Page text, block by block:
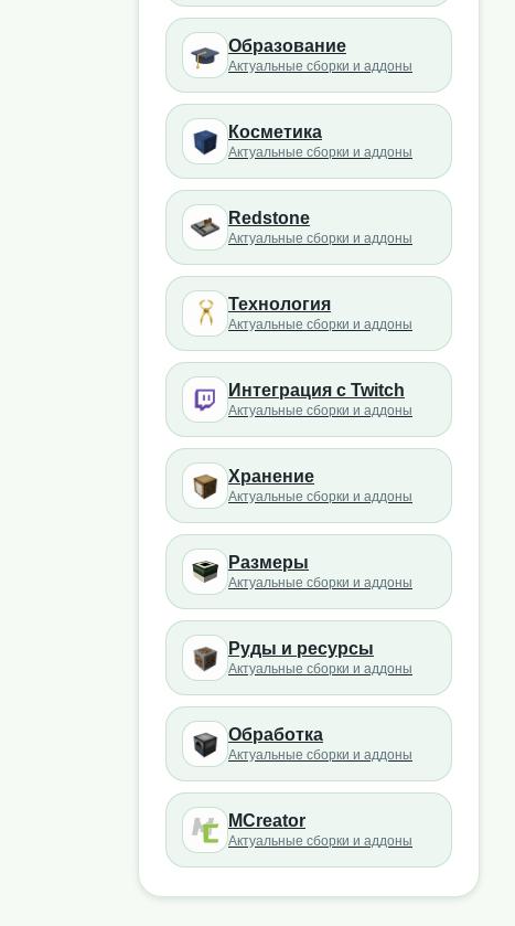
Образование
Актуальные сборки и аддоны
Косметика
Актуальные сборки и аддоны
Redstone
Актуальные сборки и аддоны
Технология
Актуальные сборки и аддоны
Интеграция с Twitch
Актуальные сборки и аддоны
Хранение
Актуальные сборки и аддоны
Размеры
Актуальные сборки и аддоны
Руды и ресурсы
Актуальные сборки и аддоны
Обработка
Актуальные сборки и аддоны
MCreator
Актуальные сборки и аддоны